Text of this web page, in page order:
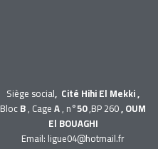
Siège social, Cité Hihi El Mekki ,
BlocB, CageA, n°50,BP 260, OUM
El BOUAGHI
Email: ligue04@hotmail.fr